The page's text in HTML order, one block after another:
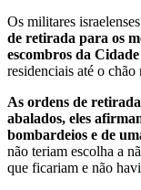
Os militares
de retirada para os
escombros da
residenciais até o chão
As ordens de
abalados, eles
bombardeios e de
não teriam escolha a
que ficariam e não